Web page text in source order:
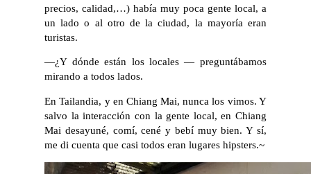
precios, calidad,…) había muy poca gente local, a
un lado o al otro de la ciudad, la mayoría eran
turistas.
—¿Y dónde están los locales — preguntábamos
mirando a todos lados.
En Tailandia, y en Chiang Mai, nunca los vimos. Y
salvo la interacción con la gente local, en Chiang
Mai desayuné, comí, cené y bebí muy bien. Y sí,
me di cuenta que casi todos eran lugares hipsters.~